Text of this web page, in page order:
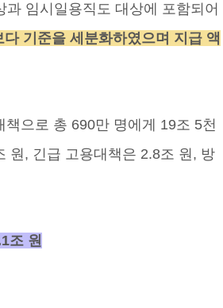
임시일용직도 대상에 포함되어
기준을 세분화하였으며 지급 액
으로 총 690만 명에게 19조 5천
원, 긴급 고용대책은 2.8조 원, 방
조 원